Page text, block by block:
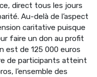
direct tous les jours
Au-delà de l’aspect
caritative puisque
faire un don au profit
est de 125 000 euros
de participants atteint
l’ensemble des